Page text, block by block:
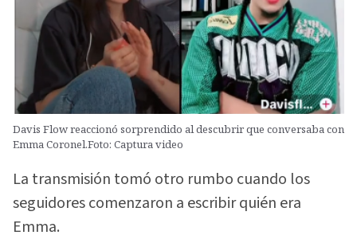
Davis Flow reaccionó sorprendido al descubrir que conversaba con
Emma Coronel.Foto: Captura video
La transmisión tomó otro rumbo cuando los
seguidores comenzaron a escribir quién era
Emma.